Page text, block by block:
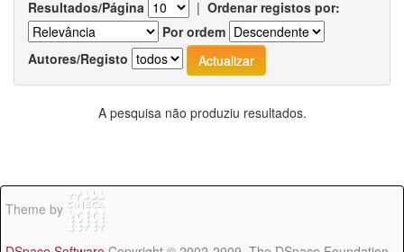
Resultados/Página | Ordenar registos por:
Por ordem
Autores/Registo
A pesquisa não produziu resultados.
Theme by